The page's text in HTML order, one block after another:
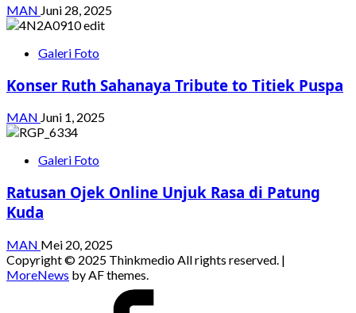
MAN Juni 28, 2025
Galeri Foto
Konser Ruth Sahanaya Tribute to Titiek Puspa
MAN Juni 1, 2025
Galeri Foto
Ratusan Ojek Online Unjuk Rasa di Patung
Kuda
MAN Mei 20, 2025
Copyright © 2025 Thinkmedio All rights reserved. |
MoreNews by AF themes.